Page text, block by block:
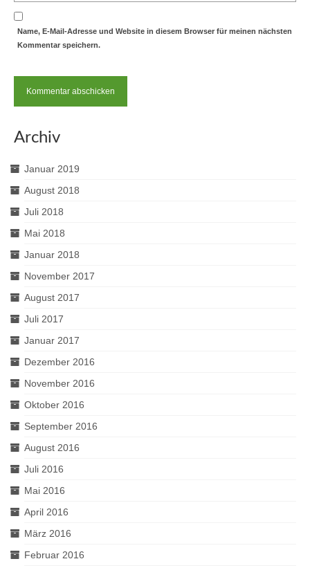
Name, E-Mail-Adresse und Website in diesem Browser für meinen nächsten
Kommentar speichern.
Archiv
Januar 2019
August 2018
Juli 2018
Mai 2018
Januar 2018
November 2017
August 2017
Juli 2017
Januar 2017
Dezember 2016
November 2016
Oktober 2016
September 2016
August 2016
Juli 2016
Mai 2016
April 2016
März 2016
Februar 2016